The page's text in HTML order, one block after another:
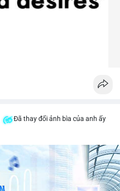
Đã thay đổi ảnh bìa của anh ấy